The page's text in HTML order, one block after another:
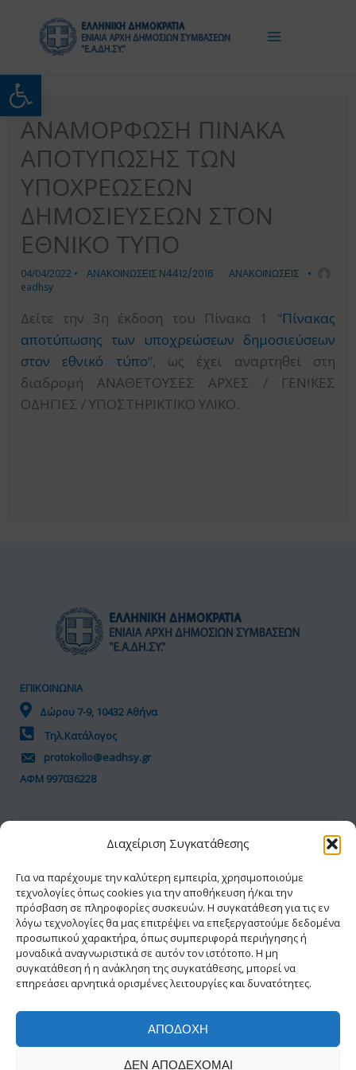
Ανοίξτε τη γραμμή
Διαχείριση Συγκατάθεσης
Για να παρέχουμε την καλύτερη εμπειρία, χρησιμοποιούμε
τεχνολογίες όπως cookies για την αποθήκευση ή/και την
πρόσβαση σε πληροφορίες συσκευών. Η συγκατάθεση για τις εν
λόγω τεχνολογίες θα μας επιτρέψει να επεξεργαστούμε δεδομένα
προσωπικού χαρακτήρα, όπως συμπεριφορά περιήγησης ή
μοναδικά αναγνωριστικά σε αυτόν τον ιστότοπο. Η μη
συγκατάθεση ή η ανάκληση της συγκατάθεσης, μπορεί να
επηρεάσει αρνητικά ορισμένες λειτουργίες και δυνατότητες.
ΑΠΟΔΟΧΉ
ΔΕΝ ΑΠΟΔΈΧΟΜΑΙ
περιεχόμενο
ΑΝΑΜΟΡΦΩΣΗ ΠΙΝΑΚΑ
ΑΠΟΤΥΠΩΣΗΣ ΤΩΝ
ΥΠΟΧΡΕΩΣΕΩΝ
ΔΗΜΟΣΙΕΥΣΕΩΝ ΣΤΟΝ
ΕΘΝΙΚΟ ΤΥΠΟ
04/04/2022 • ΑΝΑΚΟΙΝΩΣΕΙΣ Ν4412/2016 ΑΝΑΚΟΙΝΩΣΕΙΣ
•
eadhsy
Δείτε την 3η έκδοση του Πίνακα 1 “Πίνακας
αποτύπωσης των υποχρεώσεων δημοσιεύσεων
στον εθνικό τύπο“, ως έχει αναρτηθεί στη
διαδρομή ΑΝΑΘΕΤΟΥΣΕΣ ΑΡΧΕΣ / ΓΕΝΙΚΕΣ
ΟΔΗΓΙΕΣ / ΥΠΟΣΤΗΡΙΚΤΙΚΟ ΥΛΙΚΟ.
ΕΠΙΚΟΙΝΩΝΙΑ
Δώρου 7-9, 10432 Αθήνα
Τηλ.Κατάλογος
protokollo@eadhsy.gr
ΑΦΜ 997036228
Προσωπικά Δεδομένα
Πολιτική Cookies
Δήλωση Προσβασιμότητας
© 2026 ΕΑΔΗΣΥ® | Με την διαφύλαξη κάθε